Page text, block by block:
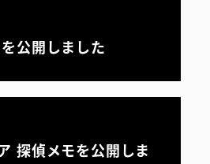
公開しました
探偵メモを公開しま